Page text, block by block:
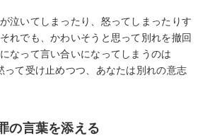
泣いてしまったり、怒ってしまったりす
れでも、かわいそうと思って別れを撤回
なって言い合いになってしまうのは
って受け止めつつ、あなたは別れの意志
の言葉を添える